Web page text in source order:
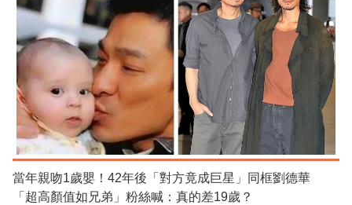
當年親吻1歲嬰！42年後「對方竟成巨星」同框劉德華
「超高顏值如兄弟」粉絲喊：真的差19歲？